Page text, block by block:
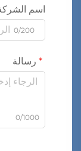
اسم
0/200
رسالة
0/1000